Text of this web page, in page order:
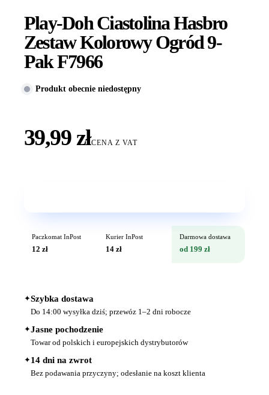
Play-Doh Ciastolina Hasbro
Zestaw Kolorowy Ogród 9-
Pak F7966
Produkt obecnie niedostępny
39,99 złCENA Z VAT
Paczkomat InPost
12 zł
Kurier InPost
14 zł
Darmowa dostawa
od 199 zł
✦Szybka dostawa
Do 14:00 wysyłka dziś; przewóz 1–2 dni robocze
✦Jasne pochodzenie
Towar od polskich i europejskich dystrybutorów
✦14 dni na zwrot
Bez podawania przyczyny; odesłanie na koszt klienta